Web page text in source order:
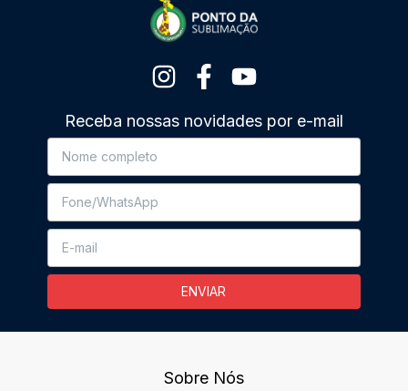
Receba nossas novidades por e-mail
Sobre Nós